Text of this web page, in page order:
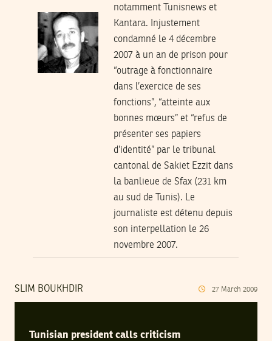
notamment Tunisnews et
Kantara. Injustement
condamné le 4 décembre
2007 à un an de prison pour
“outrage à fonctionnaire
dans l’exercice de ses
fonctions”, “atteinte aux
bonnes mœurs” et “refus de
présenter ses papiers
d’identité” par le tribunal
cantonal de Sakiet Ezzit dans
la banlieue de Sfax (231 km
au sud de Tunis). Le
journaliste est détenu depuis
son interpellation le 26
novembre 2007.
SLIM BOUKHDIR 27 March 2009
Tunisian president calls criticism